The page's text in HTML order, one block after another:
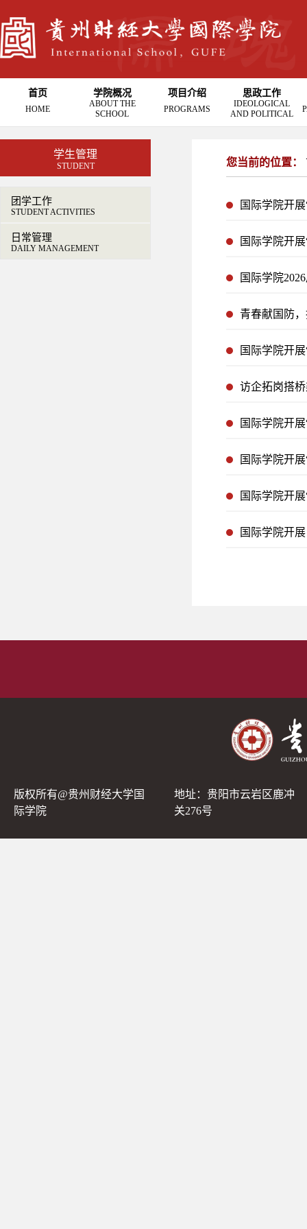
首页
HOME
学院概况
ABOUT THE
SCHOOL
项目介绍
PROGRAMS
思政工作
IDEOLOGICAL
AND POLITICAL
学生管理
STUDENT
团学工作
STUDENT ACTIVITIES
日常管理
DAILY MANAGEMENT
您当前的位置：
国际学院开
国际学院开
国际学院
青春献国防
国际学院开
国际学院开
国际学院开
国际学院开
国际学院开
版权所有@贵州财经大学国
际学院
地址：贵阳市云岩区鹿冲
关276号